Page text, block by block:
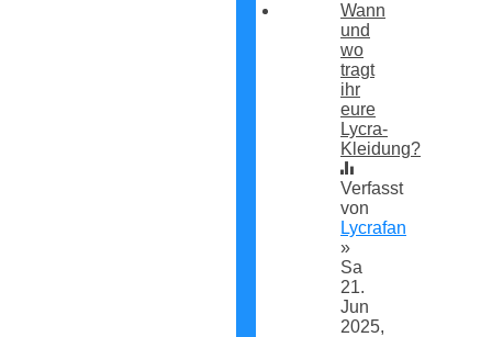
Wann
und
wo
tragt
ihr
eure
Lycra-
Kleidung?
Verfasst
von
Lycrafan
»
Sa
21.
Jun
2025,